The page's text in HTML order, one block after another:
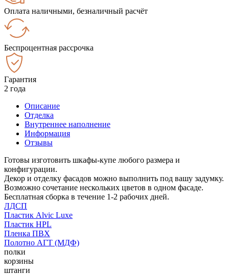
Оплата наличными, безналичный расчёт
Беспроцентная рассрочка
Гарантия
2 года
Описание
Отделка
Внутреннее наполнение
Информация
Отзывы
Готовы изготовить шкафы-купе любого размера и
конфигурации.
Декор и отделку фасадов можно выполнить под вашу задумку.
Возможно сочетание нескольких цветов в одном фасаде.
Бесплатная сборка в течение 1-2 рабочих дней.
ЛДСП
Пластик Alvic Luxe
Пластик HPL
Пленка ПВХ
Полотно АГТ (МДФ)
полки
корзины
штанги